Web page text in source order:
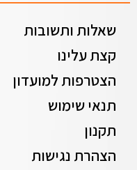
שאלות ותשובות
קצת עלינו
הצטרפות למועדון
תנאי שימוש
תקנון
הצהרת נגישות